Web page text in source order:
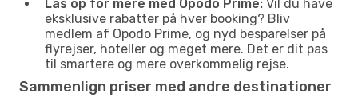
Lås op for mere med Opodo Prime: Vil du have
eksklusive rabatter på hver booking? Bliv
medlem af Opodo Prime, og nyd besparelser på
flyrejser, hoteller og meget mere. Det er dit pas
til smartere og mere overkommelig rejse.
Sammenlign priser med andre destinationer